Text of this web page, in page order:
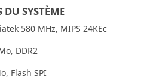
DU SYSTÈME
580 MHz, MIPS 24KEc
DDR2
Flash SPI